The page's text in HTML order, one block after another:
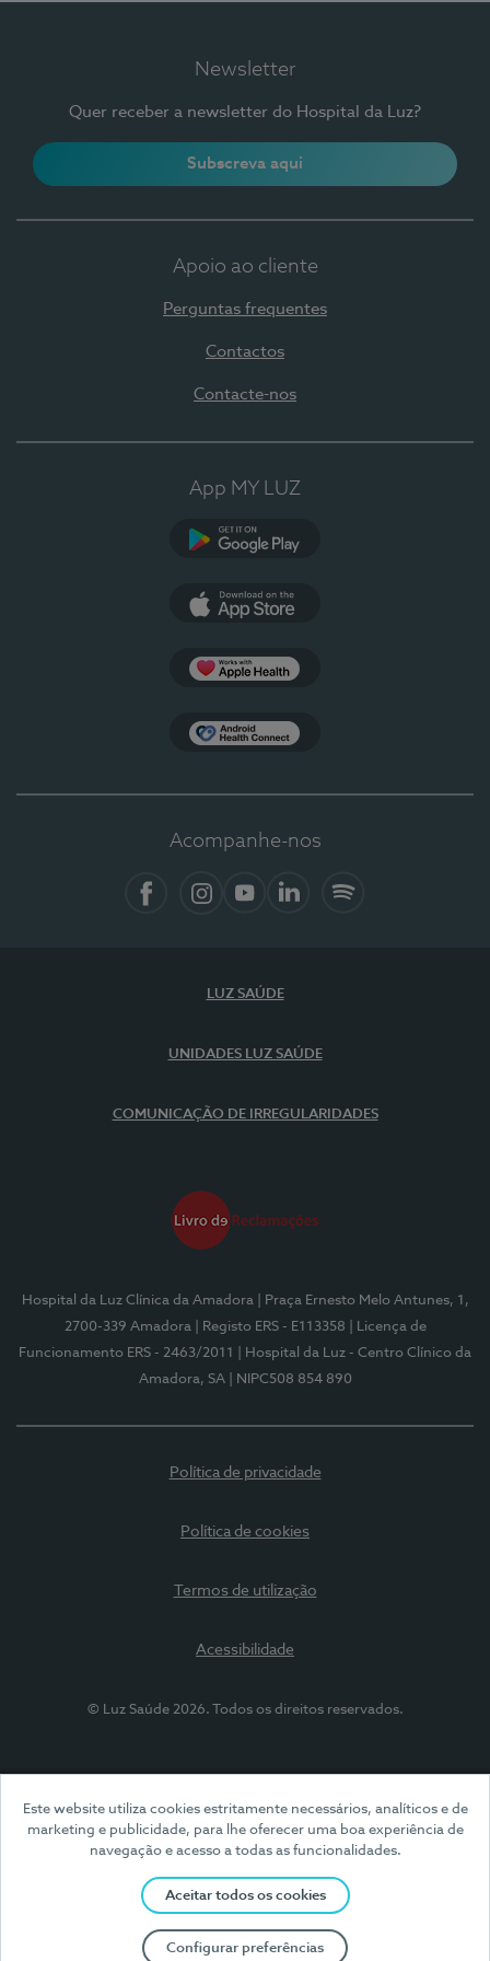
Este website utiliza cookies estritamente necessários, analíticos e de
marketing e publicidade, para lhe oferecer uma boa experiência de
navegação e acesso a todas as funcionalidades.
Aceitar todos os cookies
Configurar preferências
Newsletter
Quer receber a newsletter do Hospital da Luz?
Subscreva aqui
Apoio ao cliente
Perguntas frequentes
Contactos
Contacte-nos
App MY LUZ
Acompanhe-nos
LUZ SAÚDE
UNIDADES LUZ SAÚDE
COMUNICAÇÃO DE IRREGULARIDADES
Hospital da Luz Clínica da Amadora
| Praça Ernesto Melo Antunes, 1,
2700-339 Amadora
| Registo ERS - E113358
| Licença de
Funcionamento ERS - 2463/2011
| Hospital da Luz - Centro Clínico da
Amadora, SA
| NIPC508 854 890
Política de privacidade
Política de cookies
Termos de utilização
Acessibilidade
© Luz Saúde 2026. Todos os direitos reservados.